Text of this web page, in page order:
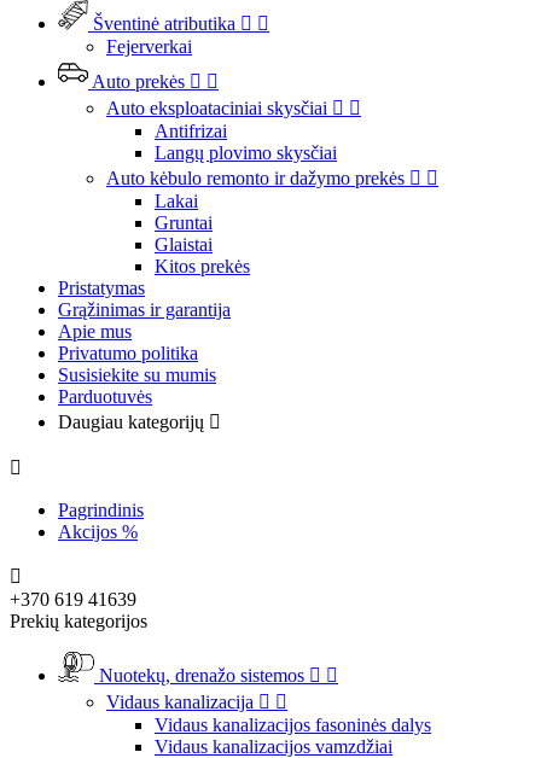
Šventinė atributika  
Fejerverkai
Auto prekės  
Auto eksploataciniai skysčiai  
Antifrizai
Langų plovimo skysčiai
Auto kėbulo remonto ir dažymo prekės  
Lakai
Gruntai
Glaistai
Kitos prekės
Pristatymas
Grąžinimas ir garantija
Apie mus
Privatumo politika
Susisiekite su mumis
Parduotuvės
Daugiau kategorijų 

Pagrindinis
Akcijos %

+370 619 41639
Prekių kategorijos
Nuotekų, drenažo sistemos  
Vidaus kanalizacija  
Vidaus kanalizacijos fasoninės dalys
Vidaus kanalizacijos vamzdžiai